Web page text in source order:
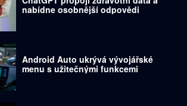
nabídne osobnější odpovědi
Android Auto ukrývá vývojářské
menu s užitečnými funkcemi